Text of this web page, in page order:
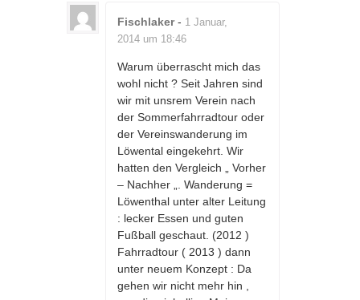
Fischlaker- 1 Januar,
2014 um 18:46
Warum überrascht mich das
wohl nicht ? Seit Jahren sind
wir mit unsrem Verein nach
der Sommerfahrradtour oder
der Vereinswanderung im
Löwental eingekehrt. Wir
hatten den Vergleich „ Vorher
– Nachher „. Wanderung =
Löwenthal unter alter Leitung
: lecker Essen und guten
Fußball geschaut. (2012 )
Fahrradtour ( 2013 ) dann
unter neuem Konzept : Da
gehen wir nicht mehr hin ,